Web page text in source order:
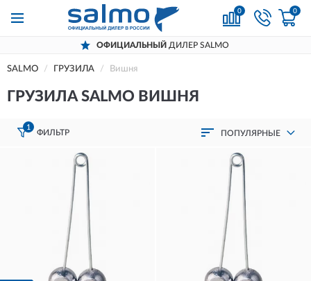
0 0
ОФИЦИАЛЬНЫЙ ДИЛЕР SALMO
SALMO ГРУЗИЛА Вишня
ГРУЗИЛА SALMO ВИШНЯ
1
ФИЛЬТР ПОПУЛЯРНЫЕ